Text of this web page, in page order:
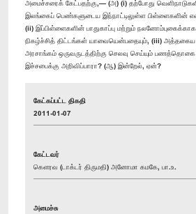
அமைச்சரைக் கேட்பதற்கு,— (அ) (i) தற்போது
இலங்கைப் பெண்களுடைய இந்நாட்டிலுள்ள பிள்ளைகளின்
(ii) இப்பிள்ளைகளின் பாதுகாப்பு மற்றும்
நிகழ்ச்சித் திட்டங்கள் யாவையென்பதையும், (iii) அத்தகைய
அரசாங்கம் ஒருவருடத்திற்கு செலவு செய்யும்
இச்சபைக்கு அறிவிப்பாரா? (ஆ) இன்றேல், ஏன்?
கேட்கப்பட்ட திகதி
2011-01-07
கேட்டவர்
கௌரவ (டாக்டர் திருமதி) அனோமா கமகே, பா.உ.
அமைச்சு